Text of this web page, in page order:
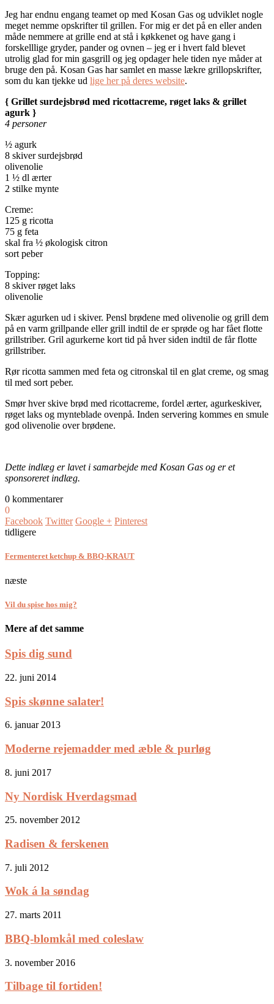
Jeg har endnu engang teamet op med Kosan Gas og udviklet nogle
meget nemme opskrifter til grillen. For mig er det på en eller anden
måde nemmere at grille end at stå i køkkenet og have gang i
forskelllige gryder, pander og ovnen – jeg er i hvert fald blevet
utrolig glad for min gasgrill og jeg opdager hele tiden nye måder at
bruge den på. Kosan Gas har samlet en masse lækre grillopskrifter,
som du kan tjekke ud lige her på deres website.
{ Grillet surdejsbrød med ricottacreme, røget laks & grillet
agurk }
4 personer
½ agurk
8 skiver surdejsbrød
olivenolie
1 ½ dl ærter
2 stilke mynte
Creme:
125 g ricotta
75 g feta
skal fra ½ økologisk citron
sort peber
Topping:
8 skiver røget laks
olivenolie
Skær agurken ud i skiver. Pensl brødene med olivenolie og grill dem
på en varm grillpande eller grill indtil de er sprøde og har fået flotte
grillstriber. Gril agurkerne kort tid på hver siden indtil de får flotte
grillstriber.
Rør ricotta sammen med feta og citronskal til en glat creme, og smag
til med sort peber.
Smør hver skive brød med ricottacreme, fordel ærter, agurkeskiver,
røget laks og mynteblade ovenpå. Inden servering kommes en smule
god olivenolie over brødene.
Dette indlæg er lavet i samarbejde med Kosan Gas og er et
sponsoreret indlæg.
0 kommentarer
0
Facebook Twitter Google + Pinterest
tidligere
Fermenteret ketchup & BBQ-KRAUT
næste
Vil du spise hos mig?
Mere af det samme
Spis dig sund
22. juni 2014
Spis skønne salater!
6. januar 2013
Moderne rejemadder med æble & purløg
8. juni 2017
Ny Nordisk Hverdagsmad
25. november 2012
Radisen & ferskenen
7. juli 2012
Wok á la søndag
27. marts 2011
BBQ-blomkål med coleslaw
3. november 2016
Tilbage til fortiden!